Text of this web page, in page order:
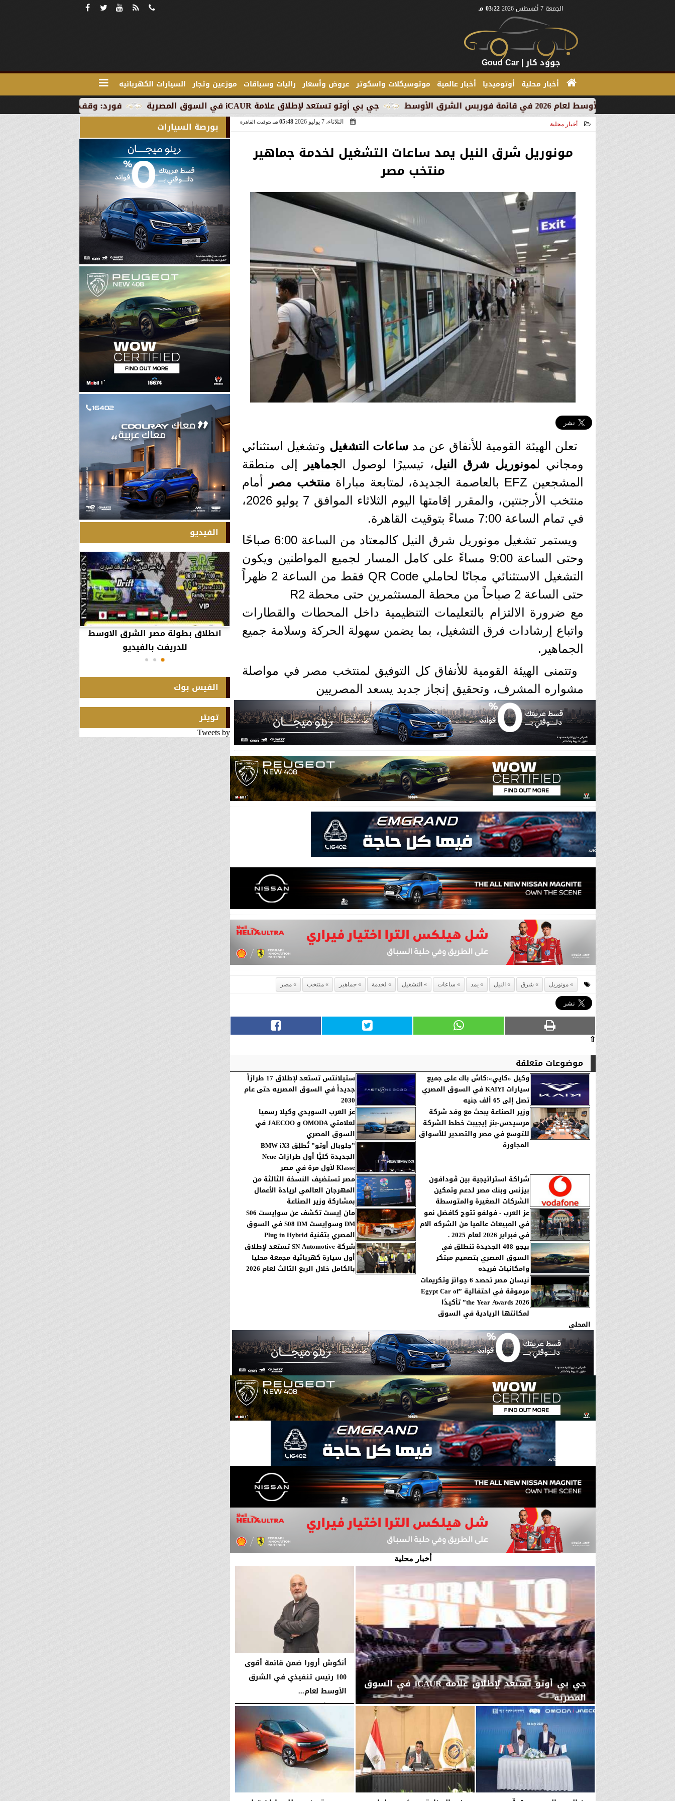
الجمعة 7 أغسطس 2026 03:22 مـ
جوود كار | Goud Car
أخبار محلية أوتوميديا أخبار عالمية موتوسيكلات واسكوتر عروض وأسعار راليات وسباقات موزعين وتجار السيارات الكهربائيه
فورد: وقف الإنتاج في رومانيا بسبب العطلة جي بي أوتو تستعد لإطلاق علامة iCAUR في السوق المصرية
أخبار محلية الثلاثاء، 7 يوليو 2026 05:48 مـ بتوقيت القاهرة
مونوريل شرق النيل يمد ساعات التشغيل لخدمة جماهير
منتخب مصر
تعلن الهيئة القومية للأنفاق عن مد ساعات التشغيل وتشغيل استثنائي
ومجاني لمونوريل شرق النيل، تيسيرًا لوصول الجماهير
إلى منطقة
المشجعين EFZ بالعاصمة الجديدة، لمتابعة مباراة
منتخب مصر
أمام
منتخب الأرجنتين، والمقرر إقامتها اليوم الثلاثاء الموافق 7 يوليو 2026،
في تمام الساعة 7:00 مساءً بتوقيت القاهرة.
ويستمر تشغيل مونوريل شرق النيل كالمعتاد من الساعة 6:00 صباحًا
وحتى الساعة 9:00 مساءً على كامل المسار لجميع المواطنين ويكون
التشغيل الاستثنائي مجانًا لحاملي QR Code فقط من الساعة 2 ظهراً
حتى الساعة 2 صباحاً من محطة المستثمرين حتى محطة R2
مع ضرورة الالتزام بالتعليمات التنظيمية داخل المحطات والقطارات
واتباع إرشادات فرق التشغيل، بما يضمن سهولة الحركة وسلامة جميع
الجماهير.
وتتمنى الهيئة القومية للأنفاق كل التوفيق لمنتخب مصر في مواصلة
مشواره المشرف، وتحقيق إنجاز جديد يسعد المصريين
مونوريل شرق النيل يمد ساعات التشغيل لخدمة جماهير منتخب مصر
⇧
موضوعات متعلقة
وكيل «كايي»:كاش باك على جميع
سيارات KAIYI في السوق المصري
تصل إلى 65 ألف جنيه
ستيلانتس تستعد لإطلاق 17 طرازاً
جديداً في السوق المصريه حتى عام
2030
وزير الصناعة يبحث مع وفد شركة
مرسيدس-بنز إيجيبت خطط الشركة
للتوسع في مصر والتصدير للأسواق
المجاورة
عز العرب السويدي وكيلا رسميا
لعلامتي OMODA و JAECOO في
السوق المصري
”جلوبال أوتو” تُطلِق BMW iX3
الجديدة كليًّا أول طرازات Neue
Klasse لأول مرة في مصر
شراكة استراتيجية بين ڤودافون
بيزنس وبنك مصر لدعم وتمكين
الشركات الصغيرة والمتوسطة
مصر تستضيف النسخة الثالثة من
المهرجان العالمي لريادة الأعمال
بمشاركة وزير الصناعة
عز العرب - فولفو تتوج كافضل نمو
في المبيعات عالميا من الشركه الام
في فبراير 2026 لعام 2025 .
مان إيست تكشف عن سوإيست S06
DM وسوإيست S08 DM في السوق
المصري بتقنية Plug in Hybrid
بيجو 408 الجديدة تنطلق في
السوق المصري بتصميم مبتكر
وامكانيات فريده
شركة SN Automotive تستعد لإطلاق
أول سيارة كهربائية مجمعة محليا
بالكامل خلال الربع الثالث لعام 2026
نيسان مصر تحصد 6 جوائز وتكريمات
مرموقة في احتفالية ”Egypt Car of
the Year Awards 2026” تأكيدًا
لمكانتها الريادية في السوق
المحلي
أخبار محلية
جي بي أوتو تستعد لإطلاق علامة iCAUR في السوق
المصرية
الجمعة، 7 أغسطس 2026 12:17 صـ
أنكوش أرورا ضمن قائمة أقوى
100 رئيس تنفيذي في الشرق
الأوسط لعام...
الخميس، 6 أغسطس 2026 06:21 مـ
بورصة السيارات
الفيديو
في واقعة غريبة، تعطلت سيارة ملك
انطلاق بطولة مصر الشرق الاوسط
للدريفت بالفيديو
الفيس بوك
تويتر
Tweets by